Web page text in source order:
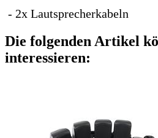
- 2x Lautsprecherkabeln
Die folgenden Artikel
interessieren: